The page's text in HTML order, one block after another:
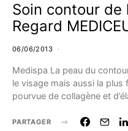
Soin contour de
Regard
06/06/2013
Medispa La peau du
le visage mais aussi la plus
pourvue de collagène et
PARTAGER